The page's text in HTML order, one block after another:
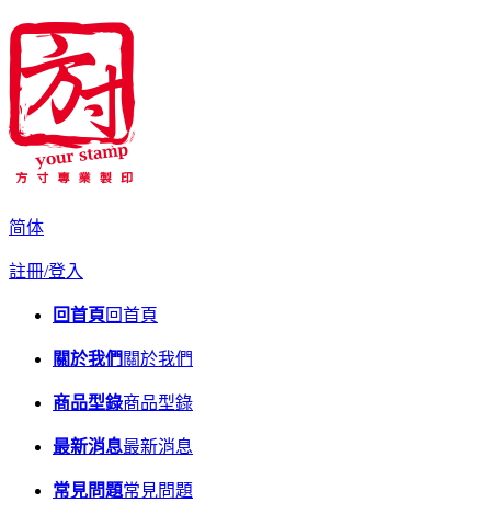
简体
註冊/登入
回首頁回首頁
關於我們 關於我們
商品型錄商品型錄
最新消息最新消息
常見問題常見問題